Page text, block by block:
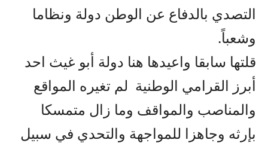
التصدي بالدفاع عن الوطن دولة ونظاما
وشعباً.
قلتها سابقا واعيدها هنا دولة أبو غيث احد
أبرز القرامي الوطنية لم تغيره المواقع
والمناصب والمواقف وما زال متمسكا
بإرثه وجاهزا للمواجهة والتحدي في سبيل